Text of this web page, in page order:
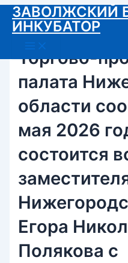
Перейти
содержимому
ЗАВОЛЖСКИЙ
ИНКУБАТОР
Main
Menu
Торгово-
палата
области
мая 2026
состоится
Егора
Полякова с